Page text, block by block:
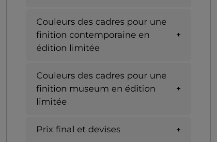
Couleurs des cadres pour une
finition contemporaine en
édition limitée
Couleurs des cadres pour une
finition museum en édition
limitée
Prix final et devises